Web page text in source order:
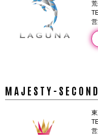
MAJESTY-